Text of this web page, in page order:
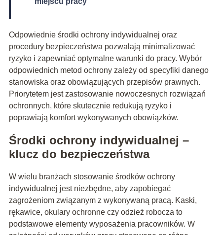
Odpowiednie środki ochrony indywidualnej oraz
procedury bezpieczeństwa pozwalają minimalizować
ryzyko i zapewniać optymalne warunki do pracy. Wybór
odpowiednich metod ochrony zależy od specyfiki danego
stanowiska oraz obowiązujących przepisów prawnych.
Priorytetem jest zastosowanie nowoczesnych rozwiązań
ochronnych, które skutecznie redukują ryzyko i
poprawiają komfort wykonywanych obowiązków.
Środki ochrony indywidualnej –
klucz do bezpieczeństwa
W wielu branżach stosowanie środków ochrony
indywidualnej jest niezbędne, aby zapobiegać
zagrożeniom związanym z wykonywaną pracą. Kaski,
rękawice, okulary ochronne czy odzież robocza to
podstawowe elementy wyposażenia pracowników. W